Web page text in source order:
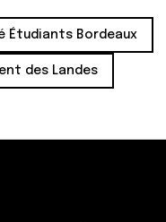
Étudiants Bordeaux
des Landes